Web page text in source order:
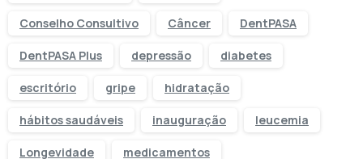
Conselho Consultivo Câncer DentPASA
DentPASA Plus depressão diabetes
escritório gripe hidratação
hábitos saudáveis inauguração leucemia
Longevidade medicamentos